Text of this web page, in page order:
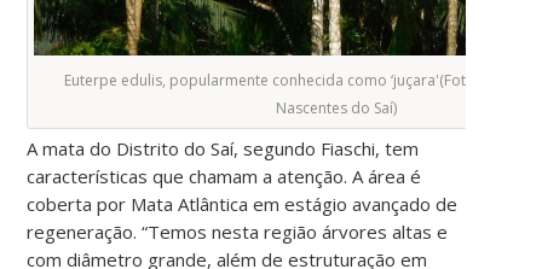
Euterpe edulis, popularmente conhecida como ‘juçara'(Foto: acervo
Nascentes do Saí)
A mata do Distrito do Saí, segundo Fiaschi, tem
características que chamam a atenção. A área é
coberta por Mata Atlântica em estágio avançado de
regeneração. “Temos nesta região árvores altas e
com diâmetro grande, além de estruturação em